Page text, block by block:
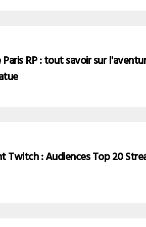
Paris RP : tout savoir sur
Twitch : Audiences Top 20